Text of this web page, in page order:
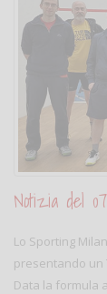
Notizia del
Lo Sporting
presentando un
Data la formula